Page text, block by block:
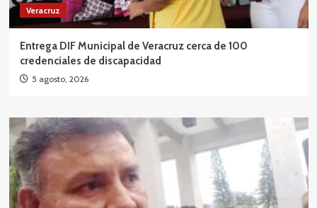
Veracruz
Entrega DIF Municipal de Veracruz cerca de 100
credenciales de discapacidad
5 agosto, 2026